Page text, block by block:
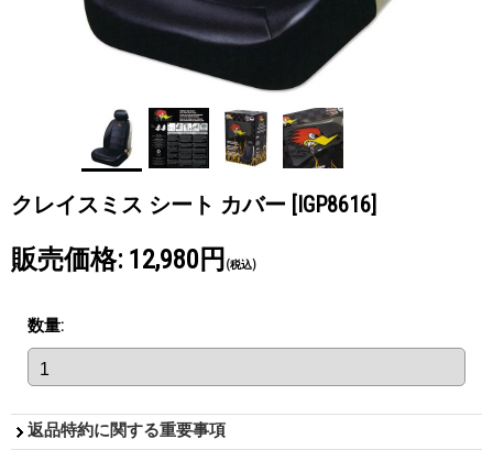
クレイスミス シート カバー [IGP8616]
販売価格: 12,980円 (税込)
数量:
返品特約に関する重要事項